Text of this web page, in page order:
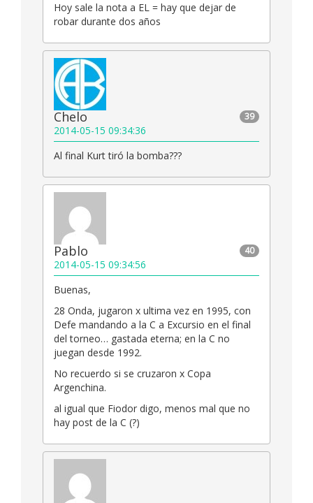
Hoy sale la nota a EL = hay que dejar de
robar durante dos años
39
Chelo
2014-05-15 09:34:36
Al final Kurt tiró la bomba???
40
Pablo
2014-05-15 09:34:56
Buenas,
28 Onda, jugaron x ultima vez en 1995, con
Defe mandando a la C a Excursio en el final
del torneo… gastada eterna; en la C no
juegan desde 1992.
No recuerdo si se cruzaron x Copa
Argenchina.
al igual que Fiodor digo, menos mal que no
hay post de la C (?)